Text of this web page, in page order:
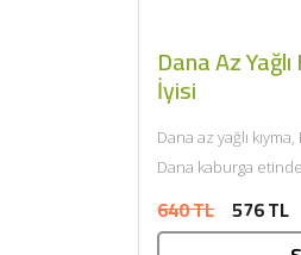
Dana Az
İyisi
Dana az yağlı
Dana kaburga
640 TL 576 TL